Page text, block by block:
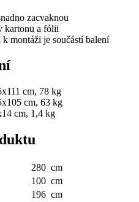
zacvaknou
kartonu a fólii
montáži je součástí balení
cm, 78 kg
cm, 63 kg
cm, 1,4 kg
280 cm
100 cm
196 cm